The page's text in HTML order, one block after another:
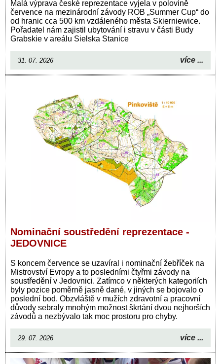
Malá výprava české reprezentace vyjela v polovině
července na mezinárodní závody ROB „Summer Cup“ do
od hranic cca 500 km vzdáleného města Skierniewice.
Pořadatel nám zajistil ubytování i stravu v části Budy
Grabskie v areálu Sielska Stanice
31. 07. 2026 více ...
Nominační soustředění reprezentace -
JEDOVNICE
S koncem července se uzavíral i nominační žebříček na
Mistrovství Evropy a to posledními čtyřmi závody na
soustředění v Jedovnici. Zatímco v některých kategoriích
byly pozice poměrně jasně dané, v jiných se bojovalo o
poslední bod. Obzvláště v mužích zdravotní a pracovní
důvody sebraly mnohým možnost škrtání dvou nejhorších
závodů a nezbývalo tak moc prostoru pro chyby.
29. 07. 2026 více ...